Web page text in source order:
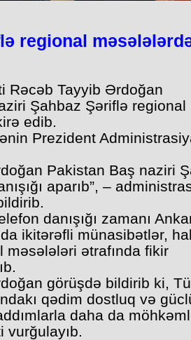
regional
Rəcəb Tayyib Ərdoğan
Şahbaz Şəriflə regional
edib.
Prezident
Pakistan Baş naziri
aparıb”, –
danışığı zamanı
ikitərəfli münasibətlər,
məsələləri ətrafında fikir
görüşdə bildirib ki,
qədim dostluq və
daha da
vurğulayıb.